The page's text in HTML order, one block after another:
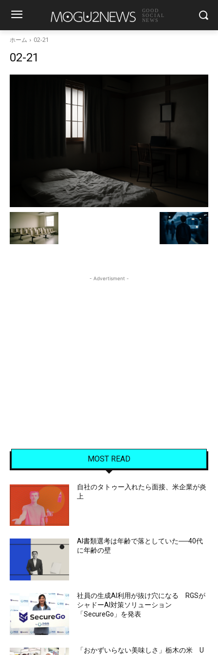
GOOD
SOCIAL
NEWS
ホーム 02-21
02-21
- Advertisment -
MOST READ
自社のタトゥー入れたら面接、米企業が炎
上
AI書類選考は年齢で落としていた──40代
に年齢の壁
社員の生成AI利用が抜け穴になる RGSが
シャドーAI対策ソリューション
「SecureGo」を発表
「おかずいらない美味しさ」栃木の米 U